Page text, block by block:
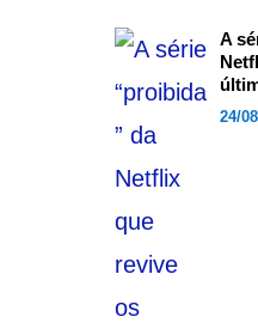
A
24/